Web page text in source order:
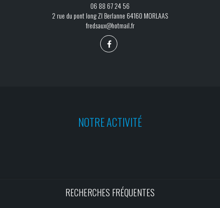
06 88 67 24 56
2 rue du pont long ZI Berlanne 64160 MORLAAS
fredsaux@hotmail.fr
NOTRE ACTIVITÉ
RECHERCHES FRÉQUENTES